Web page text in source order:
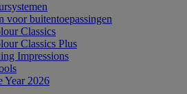
voor buitentoepassingen
Classics
Classics Plus
Impressions
Year 2026